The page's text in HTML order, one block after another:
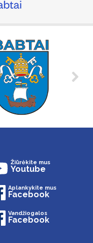
Žiūrėkite mus
Youtube
Aplankykite mus
Facebook
Vandžiogalos
Facebook